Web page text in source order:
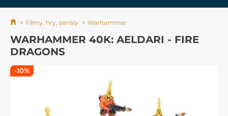
Filmy, hry, seriály Warhammer
WARHAMMER 40K: AELDARI - FIRE
DRAGONS
-10%